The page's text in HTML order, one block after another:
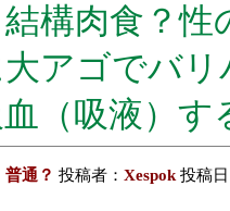
構肉食？
アゴでバ
（吸液）
通？ 投稿者： Xespok投稿日